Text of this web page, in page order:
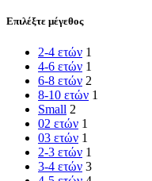
Επιλέξτε μέγεθος
2-4 ετών 1
4-6 ετών 1
6-8 ετών 2
8-10 ετών 1
Small 2
02 ετών 1
03 ετών 1
2-3 ετών 1
3-4 ετών 3